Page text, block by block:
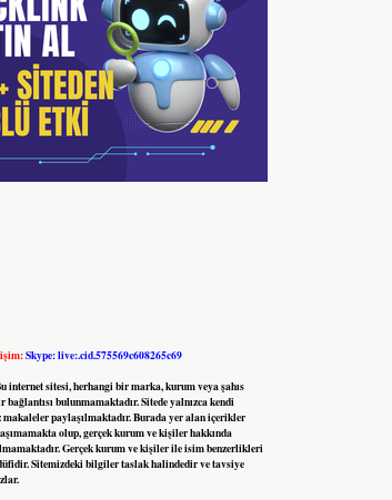
Skype: live:.cid.575569c608265c69
internet sitesi, herhangi bir marka, kurum veya şahıs
bulunmamaktadır. Sitede yalnızca kendi
makaleler paylaşılmaktadır. Burada yer alan içerikler
olup, gerçek kurum ve kişiler hakkında
Gerçek kurum ve kişiler ile isim benzerlikleri
Sitemizdeki bilgiler taslak halindedir ve tavsiye